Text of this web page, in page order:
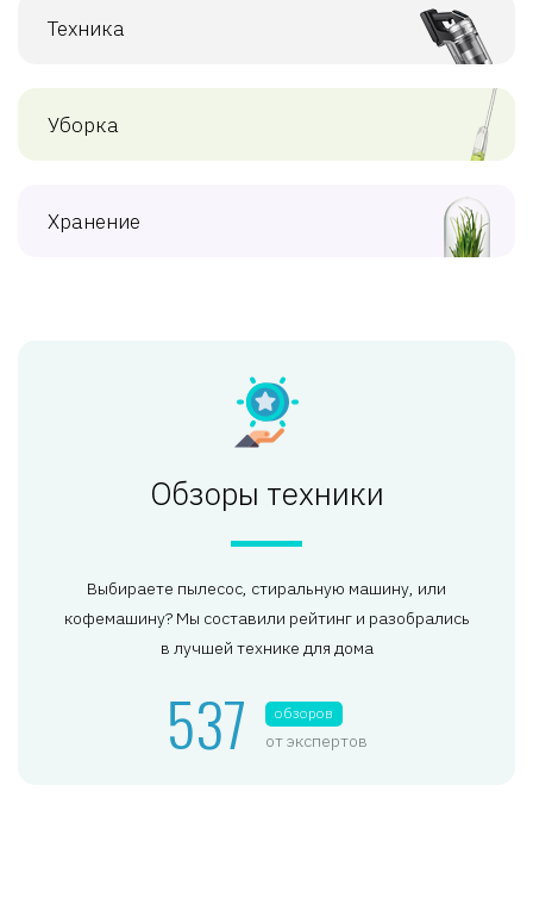
Техника
Уборка
Хранение
Обзоры техники
Выбираете пылесос, стиральную машину, или
кофемашину? Мы составили рейтинг и разобрались
в лучшей технике для дома
537 обзоров
от экспертов